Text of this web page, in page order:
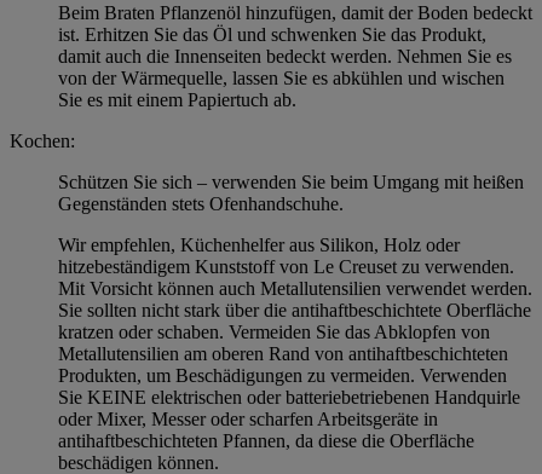
Beim Braten Pflanzenöl hinzufügen, damit der Boden bedeckt
ist. Erhitzen Sie das Öl und schwenken Sie das Produkt,
damit auch die Innenseiten bedeckt werden. Nehmen Sie es
von der Wärmequelle, lassen Sie es abkühlen und wischen
Sie es mit einem Papiertuch ab.
Kochen:
Schützen Sie sich – verwenden Sie beim Umgang mit heißen
Gegenständen stets Ofenhandschuhe.
Wir empfehlen, Küchenhelfer aus Silikon, Holz oder
hitzebeständigem Kunststoff von Le Creuset zu verwenden.
Mit Vorsicht können auch Metallutensilien verwendet werden.
Sie sollten nicht stark über die antihaftbeschichtete Oberfläche
kratzen oder schaben. Vermeiden Sie das Abklopfen von
Metallutensilien am oberen Rand von antihaftbeschichteten
Produkten, um Beschädigungen zu vermeiden. Verwenden
Sie KEINE elektrischen oder batteriebetriebenen Handquirle
oder Mixer, Messer oder scharfen Arbeitsgeräte in
antihaftbeschichteten Pfannen, da diese die Oberfläche
beschädigen können.